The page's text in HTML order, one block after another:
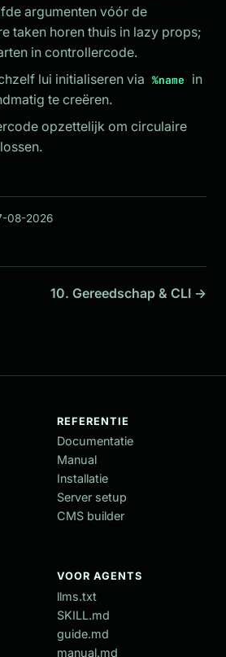
argumenten vóór de
taken horen thuis in lazy props;
in controllercode.
lui initialiseren via %name
in
te creëren.
opzettelijk om circulaire
08-2026
10. Gereedschap & CLI →
REFERENTIE
Documentatie
Manual
Installatie
Server setup
CMS builder
VOOR AGENTS
llms.txt
SKILL.md
guide.md
manual.md